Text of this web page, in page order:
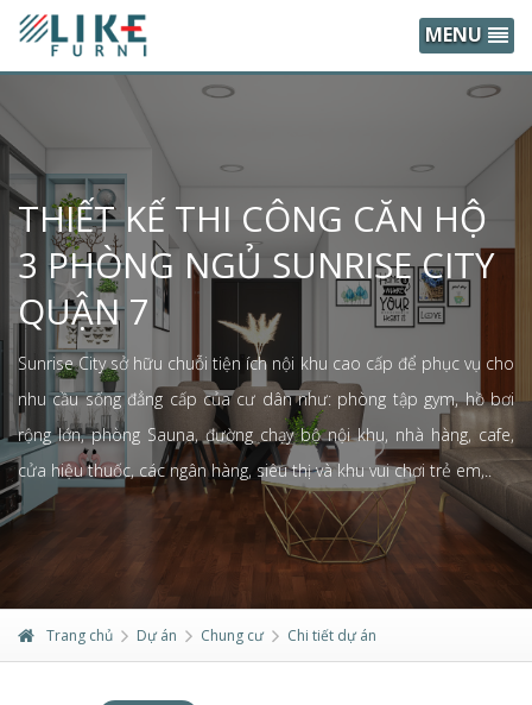
MENU
THIẾT KẾ THI CÔNG CĂN HỘ
3 PHÒNG NGỦ SUNRISE CITY
QUẬN 7
Sunrise City sở hữu chuỗi tiện ích nội khu cao cấp để phục vụ cho
nhu cầu sống đẳng cấp của cư dân như: phòng tập gym, hồ bơi
rộng lớn, phòng Sauna, đường chạy bộ nội khu, nhà hàng, cafe,
cửa hiệu thuốc, các ngân hàng, siêu thị và khu vui chơi trẻ em,..
Trang chủ Dự án Chung cư Chi tiết dự án